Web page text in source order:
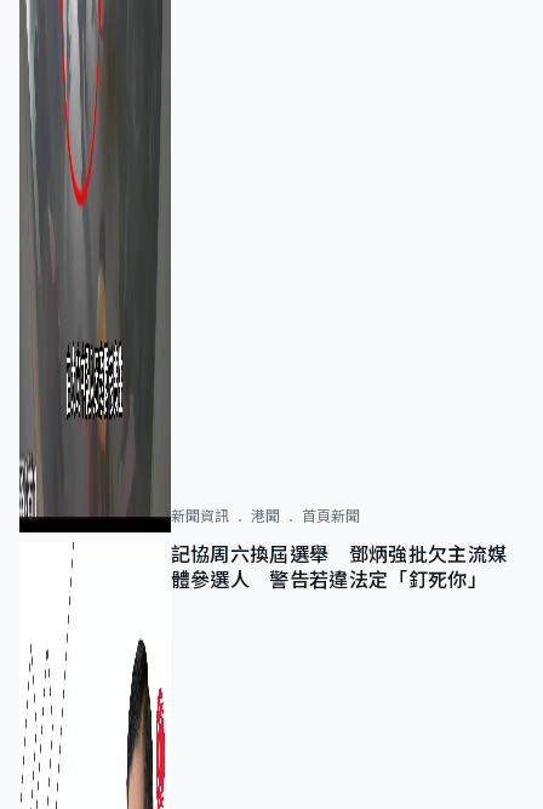
新聞資訊 港聞 首頁新聞
記協周六換屆選舉 鄧炳強批欠主流媒
體參選人 警告若違法定「釘死你」